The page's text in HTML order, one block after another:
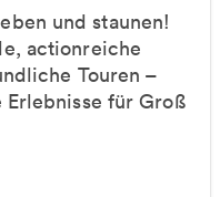
und staunen!
actionreiche
Touren –
für Groß